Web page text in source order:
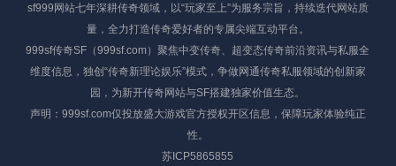
sf999网站七年深耕传奇领域，以“玩家至上”为服务宗旨，持续迭代网站质
量，全力打造传奇爱好者的专属尖端互动平台。
999sf传奇SF（999sf.com）聚焦中变传奇、超变态传奇前沿资讯与私服全
维度信息，独创“传奇新理论娱乐”模式，争做网通传奇私服领域的创新家
园，为新开传奇网站与SF搭建独家价值生态。
声明：999sf.com仅投放盛大游戏官方授权开区信息，保障玩家体验纯正
性。
苏ICP5865855